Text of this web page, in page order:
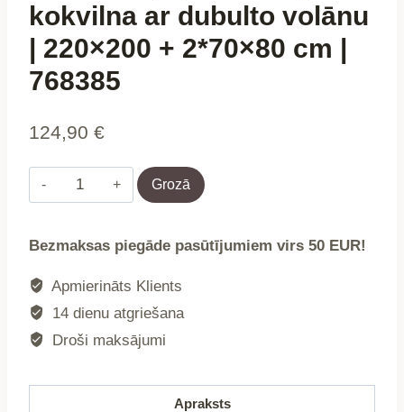
kokvilna ar dubulto volānu
| 220×200 + 2*70×80 cm |
768385
124,90 €
Gultas
veļa
TESSIA
kokvilna
dubulto
Grozā
Bezmaksas piegāde pasūtījumiem virs 50 EUR!
Apmierināts Klients
14 dienu atgriešana
Droši maksājumi
Apraksts